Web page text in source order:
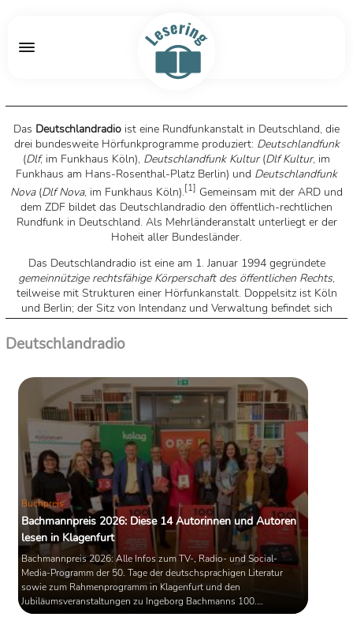
Das Deutschlandradio ist eine Rundfunkanstalt in Deutschland, die
drei bundesweite Hörfunkprogramme produziert: Deutschlandfunk
(Dlf, im Funkhaus Köln), Deutschlandfunk Kultur(Dlf Kultur, im
Funkhaus am Hans-Rosenthal-Platz Berlin) und Deutschlandfunk
Nova(Dlf Nova, im Funkhaus Köln).[1] Gemeinsam mit der ARD und
dem ZDF bildet das Deutschlandradio den öffentlich-rechtlichen
Rundfunk in Deutschland. Als Mehrländeranstalt unterliegt er der
Hoheit aller Bundesländer.
Das Deutschlandradio ist eine am 1. Januar 1994 gegründete
gemeinnützige rechtsfähige Körperschaft des öffentlichen Rechts,
teilweise mit Strukturen einer Hörfunkanstalt. Doppelsitz ist Köln
und Berlin; der Sitz von Intendanz und Verwaltung befindet sich
hauptsächlich in Köln. Erster gewählter Intendant war bis 2009
Ernst Elitz. Vom 1. April 2009 bis 31. August 2017 hatte Willi Steul
[
die Intendanz.[3]
Quelle: Wikipedia
Deutschlandradio
Buchpreis
Bachmannpreis 2026: Diese 14 Autorinnen und Autoren
lesen in Klagenfurt
Bachmannpreis 2026: Alle Infos zum TV-, Radio- und Social-
Media-Programm der 50. Tage der deutschsprachigen Literatur
sowie zum Rahmenprogramm in Klagenfurt und den
Jubiläumsveranstaltungen zu Ingeborg Bachmanns 100.
Geburtstag.